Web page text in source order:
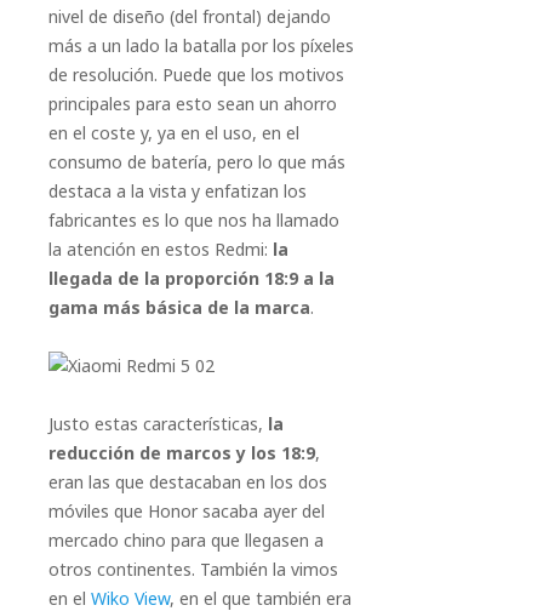
nivel de diseño (del frontal) dejando
más a un lado la batalla por los píxeles
de resolución. Puede que los motivos
principales para esto sean un ahorro
en el coste y, ya en el uso, en el
consumo de batería, pero lo que más
destaca a la vista y enfatizan los
fabricantes es lo que nos ha llamado
la atención en estos Redmi: la
llegada de la proporción 18:9 a la
gama más básica de la marca.
Justo estas características, la
reducción de marcos y los 18:9,
eran las que destacaban en los dos
móviles que Honor sacaba ayer del
mercado chino para que llegasen a
otros continentes. También la vimos
en el Wiko View, en el que también era